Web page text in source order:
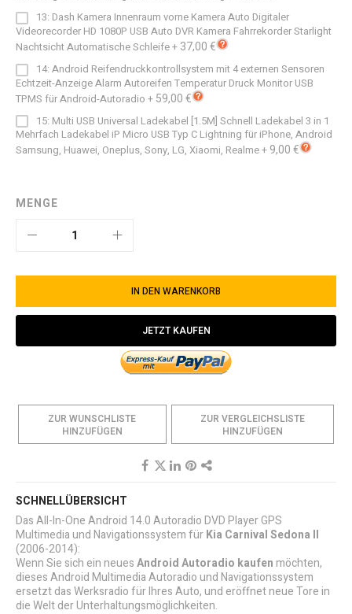
13: Dash Kamera Innenraum vorne Kamera Auto Digitaler
Videorecorder HD 1080P USB Auto DVR Kamera Fahrrekorder Starlight
Nachtsicht Automatische Schleife+ 37,00 €
14: Android Reifendruckkontrollsystem mit 4 externen Sensoren
Echtzeit-Anzeige Alarm Autoreifen Temperatur Druck Monitor USB
TPMS für Android-Autoradio + 59,00 €
15: Multi USB Universal Ladekabel [1.5M] Schnell Ladekabel 3 in 1
Mehrfach Ladekabel iP Micro USB Typ C Lightning für iPhone, Android
Samsung, Huawei, Oneplus, Sony, LG, Xiaomi, Realme+ 9,00 €
MENGE
IN DEN WARENKORB
JETZT KAUFEN
ZUR WUNSCHLISTE
HINZUFÜGEN
ZUR VERGLEICHSLISTE
HINZUFÜGEN
SCHNELLÜBERSICHT
Das All-In-One Android 14.0 Autoradio DVD Player GPS
Multimedia und Navigationssystem fürKia Carnival Sedona II
(2006-2014):
Wenn Sie sich ein neuesAndroid Autoradio kaufenmöchten,
dieses Android Multimedia Autoradio und Navigationssystem
ersetzt das Werksradio für Ihres Auto, und eröffnet neue Tore in
die Welt der Unterhaltungsmöglichkeiten.